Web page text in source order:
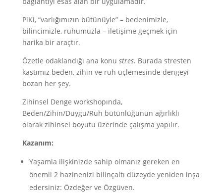
PiKi, “varlığımızın bütünüyle” – bedenimizle,
bilincimizle, ruhumuzla – iletişime geçmek için
harika bir araçtır.
Özetle odaklandığı ana konu stres. Burada stresten
kastımız beden, zihin ve ruh üçlemesinde dengeyi
bozan her şey.
Zihinsel Denge workshopında,
Beden/Zihin/Duygu/Ruh bütünlüğünün ağırlıklı
olarak zihinsel boyutu üzerinde çalışma yapılır.
Kazanım:
Yaşamla ilişkinizde sahip olmanız gereken en
önemli 2 hazinenizi bilinçaltı düzeyde yeniden inşa
edersiniz: Özdeğer ve Özgüven.